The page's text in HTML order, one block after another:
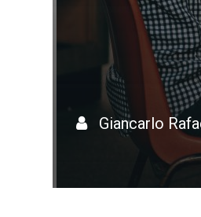
Giancarlo